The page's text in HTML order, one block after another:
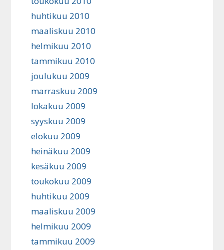
huhtikuu 2010
maaliskuu 2010
helmikuu 2010
tammikuu 2010
joulukuu 2009
marraskuu 2009
lokakuu 2009
syyskuu 2009
elokuu 2009
heinäkuu 2009
kesäkuu 2009
toukokuu 2009
huhtikuu 2009
maaliskuu 2009
helmikuu 2009
tammikuu 2009